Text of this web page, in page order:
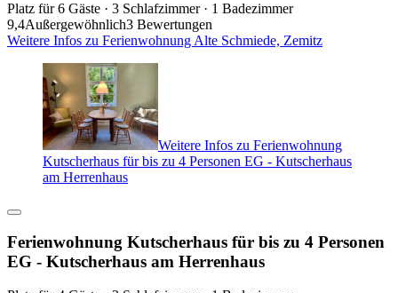
Platz für 6 Gäste · 3 Schlafzimmer · 1 Badezimmer
9,4Außergewöhnlich3 Bewertungen
Weitere Infos zu Ferienwohnung Alte Schmiede, Zemitz
Weitere Infos zu Ferienwohnung
Kutscherhaus für bis zu 4 Personen EG - Kutscherhaus
am Herrenhaus
Ferienwohnung Kutscherhaus für bis zu 4 Personen
EG - Kutscherhaus am Herrenhaus